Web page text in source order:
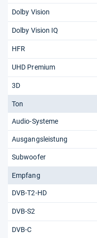
Dolby Vision
Dolby Vision IQ
HFR
UHD Premium
3D
Ton
Audio-Systeme
Ausgangsleistung
Subwoofer
Empfang
DVB-T2-HD
DVB-S2
DVB-C